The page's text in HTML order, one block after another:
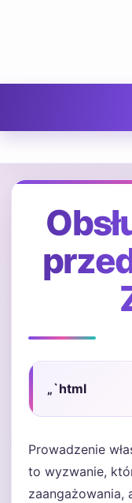
„`html
Prowadzenie
to wyzwanie,
zaangażowania,